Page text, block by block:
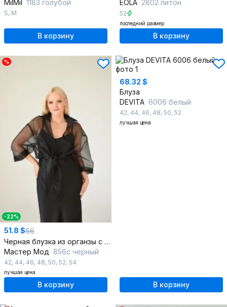
MilMil 1183 голубой
S, M
В корзину
EOLA 2802 питон
52
последний размер
В корзину
%
-22%
51.8 $66
Черная блузка из органзы с открытым рукавом и разрезами
Мастер Мод 856с черный
42, 44, 46, 48, 50, 52, 54
лучшая цена
В корзину
68.32 $
Блуза
DEVITA 6006 белый
42, 44, 46, 48, 50, 52
лучшая цена
В корзину